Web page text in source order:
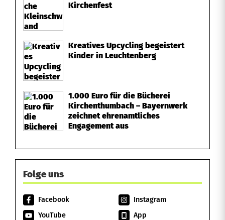
Kirchenfest
Kreatives Upcycling begeistert
Kinder in Leuchtenberg
1.000 Euro für die Bücherei
Kirchenthumbach – Bayernwerk
zeichnet ehrenamtliches
Engagement aus
Folge uns
Facebook
Instagram
YouTube
App